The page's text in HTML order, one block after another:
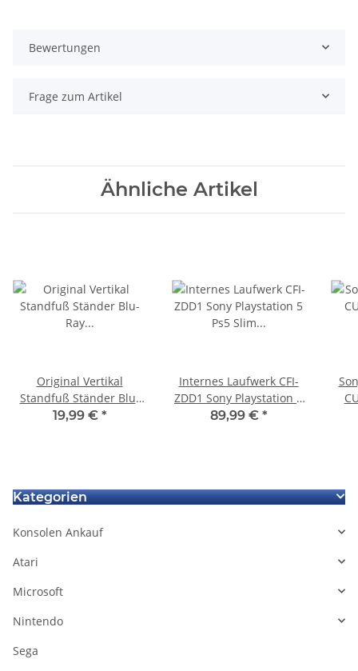
Bewertungen
Frage zum Artikel
Ähnliche Artikel
Original Vertikal
Standfuß Ständer Blu-
Ray Disc-Version für
19,99 € *
Internes Laufwerk CFI-
ZDD1 Sony Playstation 5
Ps5 Slim CFI-2016A EDM-
89,99 € *
Kategorien
Konsolen Ankauf
Atari
Microsoft
Nintendo
Sega